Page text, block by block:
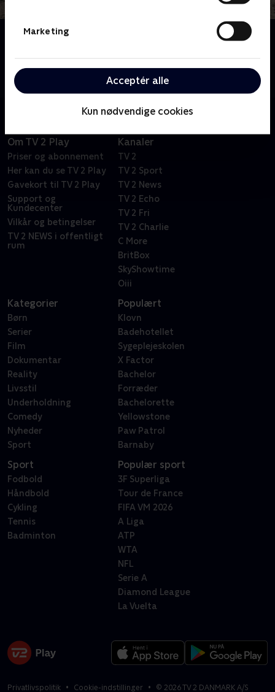
Marketing
Acceptér alle
Kun nødvendige cookies
Om Maria Wern
serien. Maria Wern er kriminalinspektør og er ikke
bange for at tage utraditionelle midler i brug.
Om TV 2 Play
Priser og abonnement
Her kan du se TV 2 Play
Gavekort til TV 2 Play
Support og
Kundecenter
Vilkår og betingelser
TV 2 NEWS i offentligt
rum
Kanaler
TV 2
TV 2 Sport
TV 2 News
TV 2 Echo
TV 2 Fri
TV 2 Charlie
C More
BritBox
SkyShowtime
Oiii
Kategorier
Børn
Serier
Film
Dokumentar
Reality
Livsstil
Underholdning
Comedy
Nyheder
Sport
Populært
Klovn
Badehotellet
Sygeplejeskolen
X Factor
Bachelor
Forræder
Bachelorette
Yellowstone
Paw Patrol
Barnaby
Sport
Fodbold
Håndbold
Cykling
Tennis
Badminton
Populær sport
3F Superliga
Tour de France
FIFA VM 2026
A Liga
ATP
WTA
NFL
Serie A
Diamond League
La Vuelta
Privatlivspolitik Cookie-indstillinger © 2026TV 2 DANMARK A/S